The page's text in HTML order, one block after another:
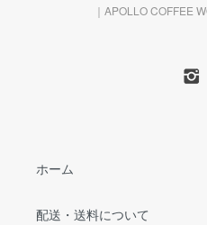
｜APOLLO COFFEE
ホーム
配送・送料について